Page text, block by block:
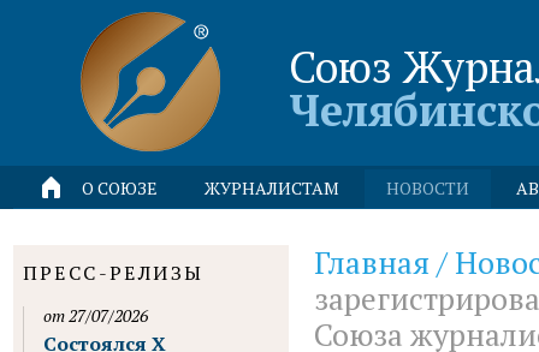
Союз
О СОЮЗЕ ЖУРНАЛИСТАМ НОВОСТИ
Главная /
Союза
ПРЕСС-РЕЛИЗЫ
от 27/07/2026
Состоялся X